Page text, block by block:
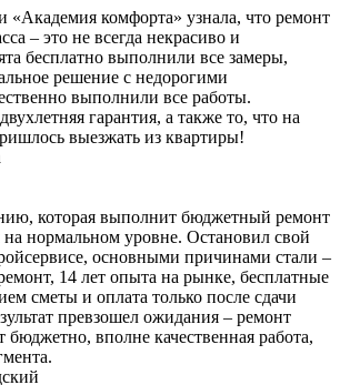
«Академия комфорта» узнала, что ремонт
– это не всегда некрасиво и
бесплатно выполнили все замеры,
решение с недорогими
выполнили все работы.
гарантия, а также то, что на
выезжать из квартиры!
которая выполнит бюджетный ремонт
нормальном уровне. Остановил свой
основными причинами стали –
14 лет опыта на рынке, бесплатные
сметы и оплата только после сдачи
превзошел ожидания – ремонт
вполне качественная работа,